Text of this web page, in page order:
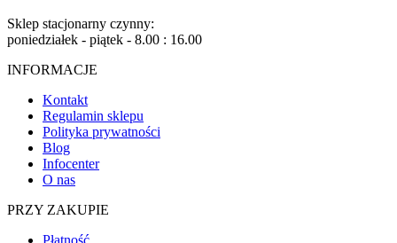
Sklep stacjonarny czynny:
poniedziałek - piątek - 8.00 : 16.00
INFORMACJE
Kontakt
Regulamin sklepu
Polityka prywatności
Blog
Infocenter
O nas
PRZY ZAKUPIE
Płatność